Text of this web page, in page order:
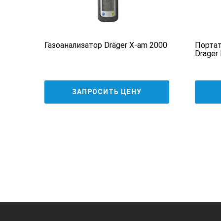
Габариты и вес прибора
Вес
Газоанализатор Dräger X-am 2000
ЗАПРОСИТЬ ЦЕНУ